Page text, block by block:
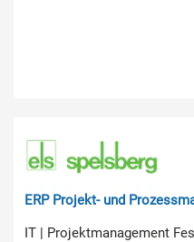
ERP Projekt- und
IT | Projektmanagement